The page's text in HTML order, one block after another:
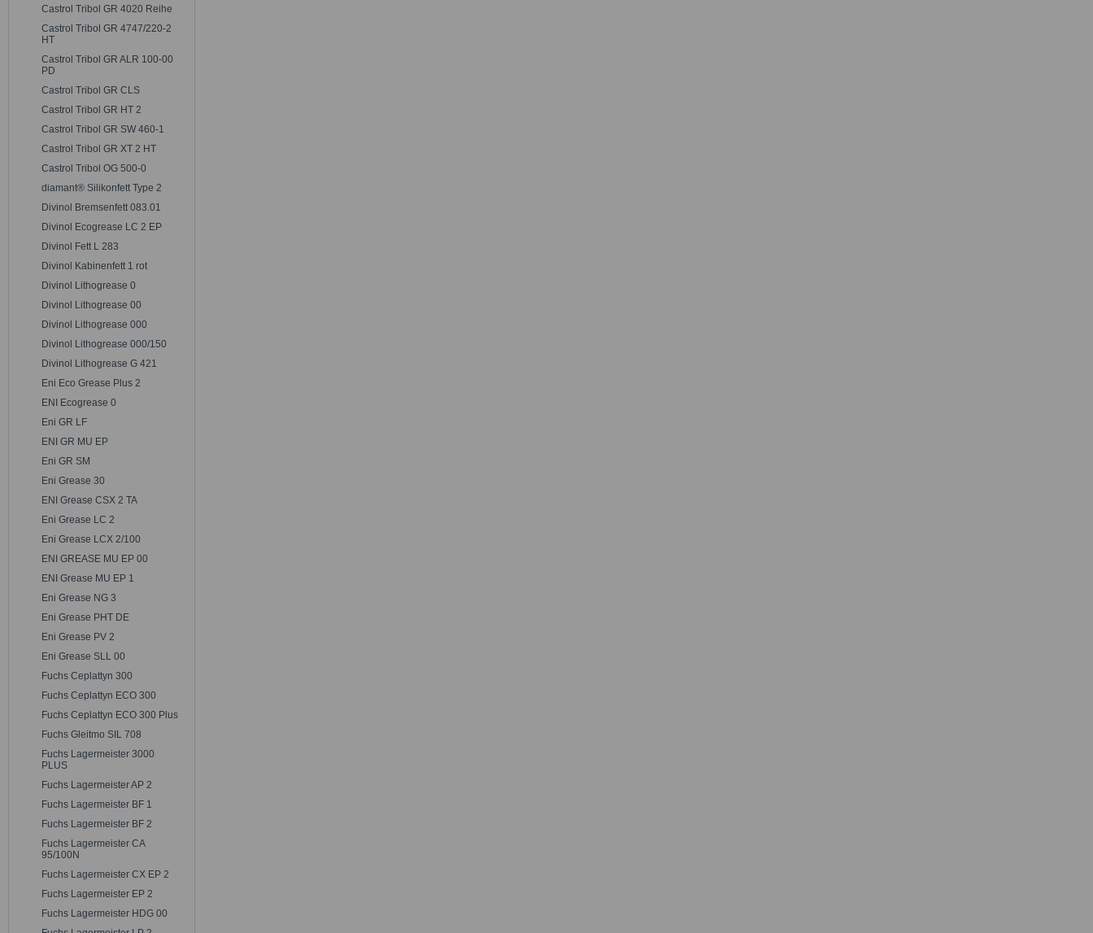
Castrol Tribol GR 4020 Reihe
Castrol Tribol GR 4747/220-2
HT
Castrol Tribol GR ALR 100-00
PD
Castrol Tribol GR CLS
Castrol Tribol GR HT 2
Castrol Tribol GR SW 460-1
Castrol Tribol GR XT 2 HT
Castrol Tribol OG 500-0
diamant® Silikonfett Type 2
Divinol Bremsenfett 083.01
Divinol Ecogrease LC 2 EP
Divinol Fett L 283
Divinol Kabinenfett 1 rot
Divinol Lithogrease 0
Divinol Lithogrease 00
Divinol Lithogrease 000
Divinol Lithogrease 000/150
Divinol Lithogrease G 421
Eni Eco Grease Plus 2
ENI Ecogrease 0
Eni GR LF
ENI GR MU EP
Eni GR SM
Eni Grease 30
ENI Grease CSX 2 TA
Eni Grease LC 2
Eni Grease LCX 2/100
ENI GREASE MU EP 00
ENI Grease MU EP 1
Eni Grease NG 3
Eni Grease PHT DE
Eni Grease PV 2
Eni Grease SLL 00
Fuchs Ceplattyn 300
Fuchs Ceplattyn ECO 300
Fuchs Ceplattyn ECO 300 Plus
Fuchs Gleitmo SIL 708
Fuchs Lagermeister 3000
PLUS
Fuchs Lagermeister AP 2
Fuchs Lagermeister BF 1
Fuchs Lagermeister BF 2
Fuchs Lagermeister CA
95/100N
Fuchs Lagermeister CX EP 2
Fuchs Lagermeister EP 2
Fuchs Lagermeister HDG 00